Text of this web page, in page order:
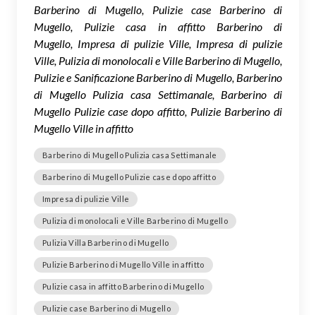
Barberino di Mugello, Pulizie case Barberino di
Mugello, Pulizie casa in affitto Barberino di
Mugello, Impresa di pulizie Ville, Impresa di pulizie
Ville, Pulizia di monolocali e Ville Barberino di Mugello,
Pulizie e Sanificazione Barberino di Mugello, Barberino
di Mugello Pulizia casa Settimanale, Barberino di
Mugello Pulizie case dopo affitto, Pulizie Barberino di
Mugello Ville in affitto
Barberino di Mugello Pulizia casa Settimanale
Barberino di Mugello Pulizie case dopo affitto
Impresa di pulizie Ville
Pulizia di monolocali e Ville Barberino di Mugello
Pulizia Villa Barberino di Mugello
Pulizie Barberino di Mugello Ville in affitto
Pulizie casa in affitto Barberino di Mugello
Pulizie case Barberino di Mugello